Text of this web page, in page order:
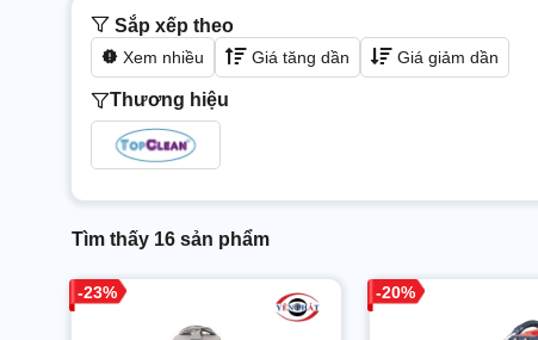
Sắp xếp theo
Xem nhiều Giá tăng dần Giá giảm dần
Thương hiệu
Tìm thấy 16 sản phẩm
23 20